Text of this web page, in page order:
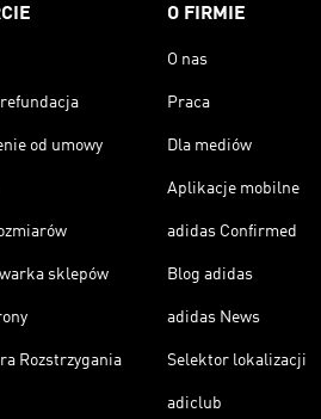
od umowy
sklepów
Rozstrzygania
O FIRMIE
O nas
Praca
Dla mediów
Aplikacje mobilne
adidas Confirmed
Blog adidas
adidas News
Selektor lokalizacji
adiclub